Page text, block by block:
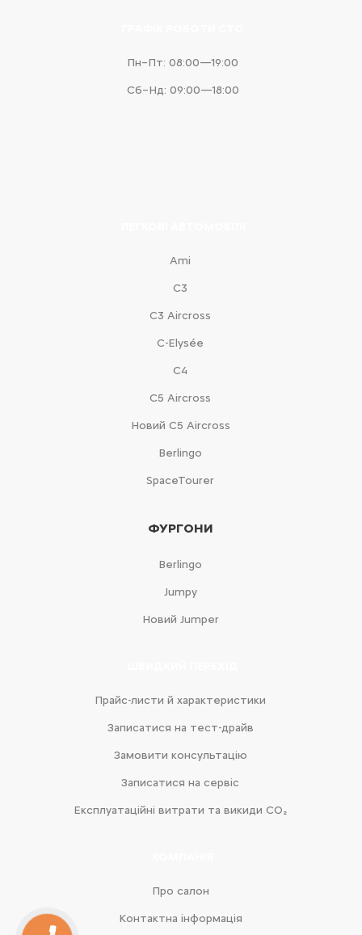
Пн–Пт: 08:00—19:00
Сб–Нд: 09:00—18:00
Ami
С3
С3 Aircross
C-Elysée
С4
С5 Aircross
Новий С5 Aircross
Berlingo
SpaceTourer
ФУРГОНИ
Berlingo
Jumpy
Новий Jumper
Прайс-листи й характеристики
Записатися на тест-драйв
Замовити консультацію
Записатися на сервіс
Експлуатаційні витрати та викиди CO₂
Про салон
Контактна інформація